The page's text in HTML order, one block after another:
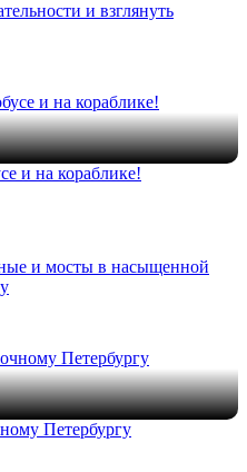
и взглянуть
и на кораблике!
и мосты в насыщенной
Петербургу